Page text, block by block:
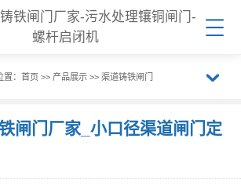
菜
： 首页>> 产品展示>> 渠道铸铁闸门
闸门厂家_小口径渠道闸门定